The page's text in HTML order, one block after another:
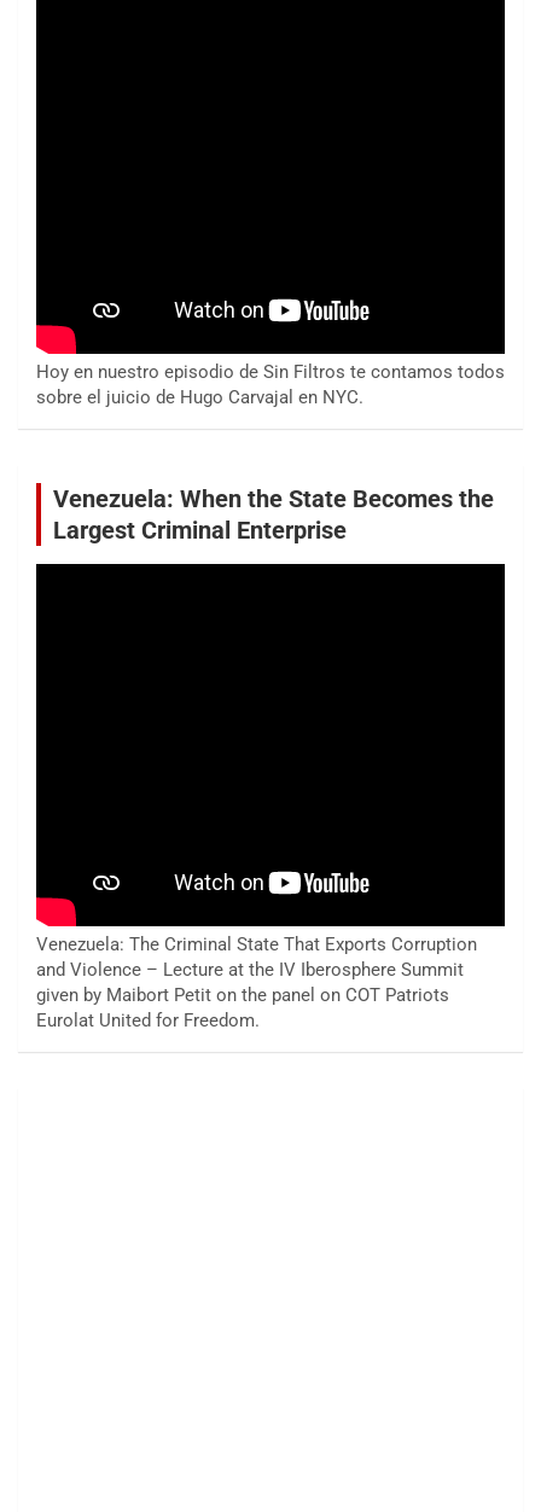
Hoy en nuestro episodio de Sin Filtros te contamos todos
sobre el juicio de Hugo Carvajal en NYC.
Venezuela: When the State Becomes the
Largest Criminal Enterprise
Venezuela: The Criminal State That Exports Corruption
and Violence – Lecture at the IV Iberosphere Summit
given by Maibort Petit on the panel on COT Patriots
Eurolat United for Freedom.